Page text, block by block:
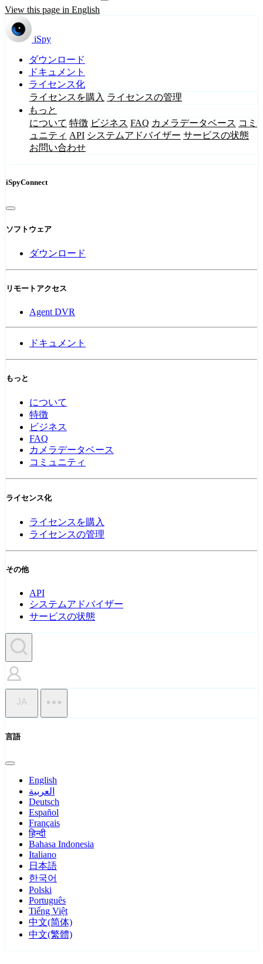
View this page in English
iSpy
ダウンロード
ドキュメント
ライセンス化
ライセンスを購入 ライセンスの管理
もっと
について 特徴 ビジネス FAQ カメラデータベース コミ
ュニティ API システムアドバイザー サービスの状態
お問い合わせ
iSpyConnect
ソフトウェア
ダウンロード
リモートアクセス
Agent DVR
ドキュメント
もっと
について
特徴
ビジネス
FAQ
カメラデータベース
コミュニティ
ライセンス化
ライセンスを購入
ライセンスの管理
その他
API
システムアドバイザー
サービスの状態
JA
言語
English
العربية
Deutsch
Español
Français
हिन्दी
Bahasa Indonesia
Italiano
日本語
한국어
Polski
Português
Tiếng Việt
中文(简体)
中文(繁體)